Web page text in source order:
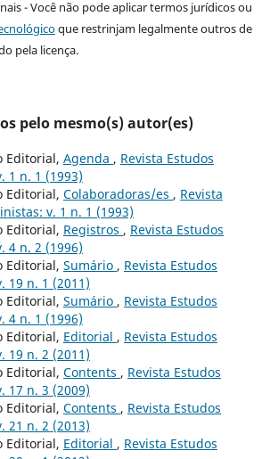
- Você não pode aplicar termos jurídicos ou
que restrinjam legalmente outros de
pela licença.
pelo mesmo(s) autor(es)
Editorial, Agenda , Revista Estudos
1 n. 1 (1993)
Editorial, Colaboradoras/es , Revista
v. 1 n. 1 (1993)
Editorial, Registros , Revista Estudos
4 n. 2 (1996)
Editorial, Sumário , Revista Estudos
19 n. 1 (2011)
Editorial, Sumário , Revista Estudos
4 n. 1 (1996)
Editorial, Editorial , Revista Estudos
19 n. 2 (2011)
Editorial, Contents , Revista Estudos
17 n. 3 (2009)
Editorial, Contents , Revista Estudos
21 n. 2 (2013)
Editorial, Editorial , Revista Estudos